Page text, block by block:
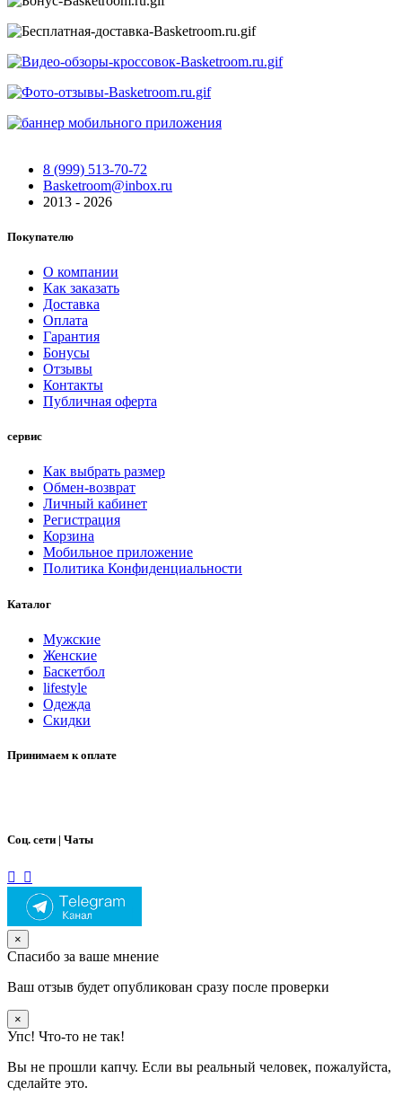
8 (999) 513-70-72
Basketroom@inbox.ru
2013 - 2026
Покупателю
О компании
Как заказать
Доставка
Оплата
Гарантия
Бонусы
Отзывы
Контакты
Публичная оферта
сервис
Как выбрать размер
Обмен-возврат
Личный кабинет
Регистрация
Корзина
Мобильное приложение
Политика Конфиденциальности
Каталог
Мужские
Женские
Баскетбол
lifestyle
Одежда
Скидки
Принимаем к оплате
Соц. сети | Чаты
×
Спасибо за ваше мнение
Ваш отзыв будет опубликован сразу после проверки
×
Упс! Что-то не так!
Вы не прошли капчу. Если вы реальный человек, пожалуйста,
сделайте это.